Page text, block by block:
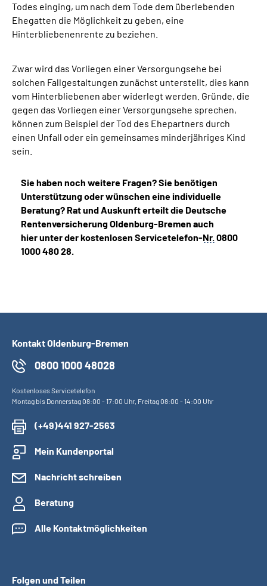
Todes einging, um nach dem Tode dem überlebenden
Ehegatten die Möglichkeit zu geben, eine
Hinterbliebenenrente zu beziehen.
Zwar wird das Vorliegen einer Versorgungsehe bei
solchen Fallgestaltungen zunächst unterstellt, dies kann
vom Hinterbliebenen aber widerlegt werden. Gründe, die
gegen das Vorliegen einer Versorgungsehe sprechen,
können zum Beispiel der Tod des Ehepartners durch
einen Unfall oder ein gemeinsames minderjähriges Kind
sein.
Sie haben noch weitere Fragen? Sie benötigen
Unterstützung oder wünschen eine individuelle
Beratung? Rat und Auskunft erteilt die Deutsche
Rentenversicherung Oldenburg-Bremen auch
hier unter der kostenlosen Servicetelefon-Nr.0800
1000 480 28.
Kontakt Oldenburg-Bremen
0800 1000 48028
Kostenloses Servicetelefon
Montag bis Donnerstag 08:00 - 17:00 Uhr, Freitag 08:00 - 14:00 Uhr
(+49)441 927-2563
Mein Kundenportal
Nachricht schreiben
Beratung
Alle Kontaktmöglichkeiten
Folgen und Teilen